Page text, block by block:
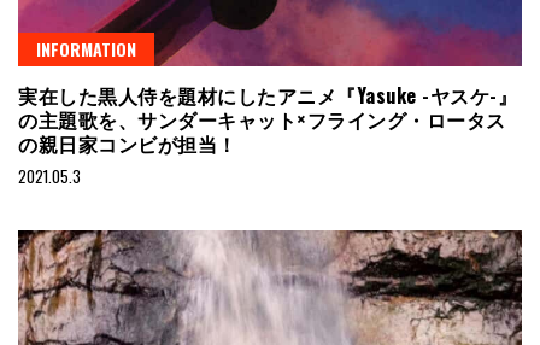
INFORMATION
実在した黒人侍を題材にしたアニメ『Yasuke -ヤスケ-』
の主題歌を、サンダーキャット×フライング・ロータス
の親日家コンビが担当！
2021.05.3